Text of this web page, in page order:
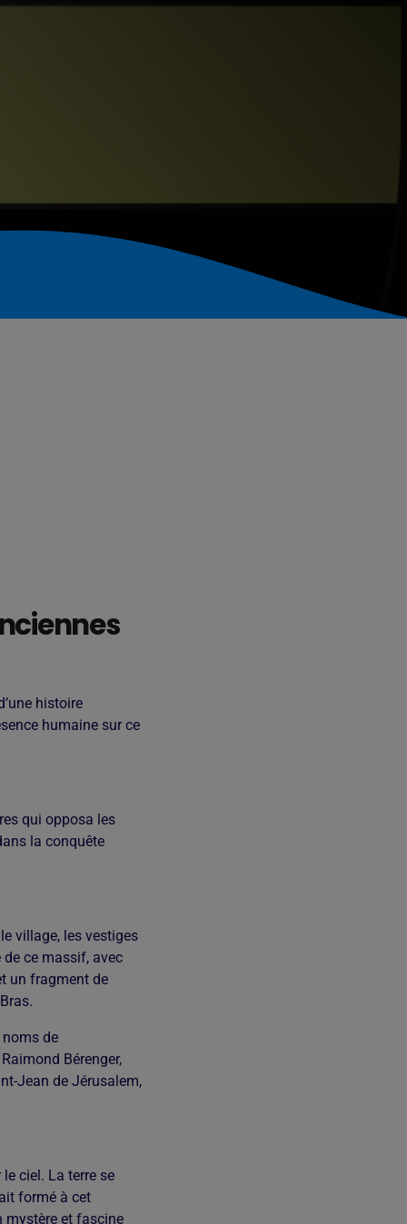
histoire
humaine sur ce
qui opposa les
la conquête
village, les vestiges
de ce massif, avec
un fragment de
de
Bérenger,
Jean de Jérusalem,
ciel. La terre se
formé à cet
mystère et fascine